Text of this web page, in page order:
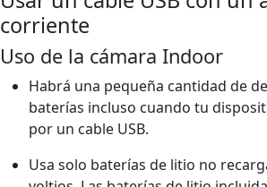
corriente
Uso de la cámara Indoor
Habrá una pequeña cantidad de
baterías incluso cuando tu
por un cable USB.
Usa solo baterías de litio no